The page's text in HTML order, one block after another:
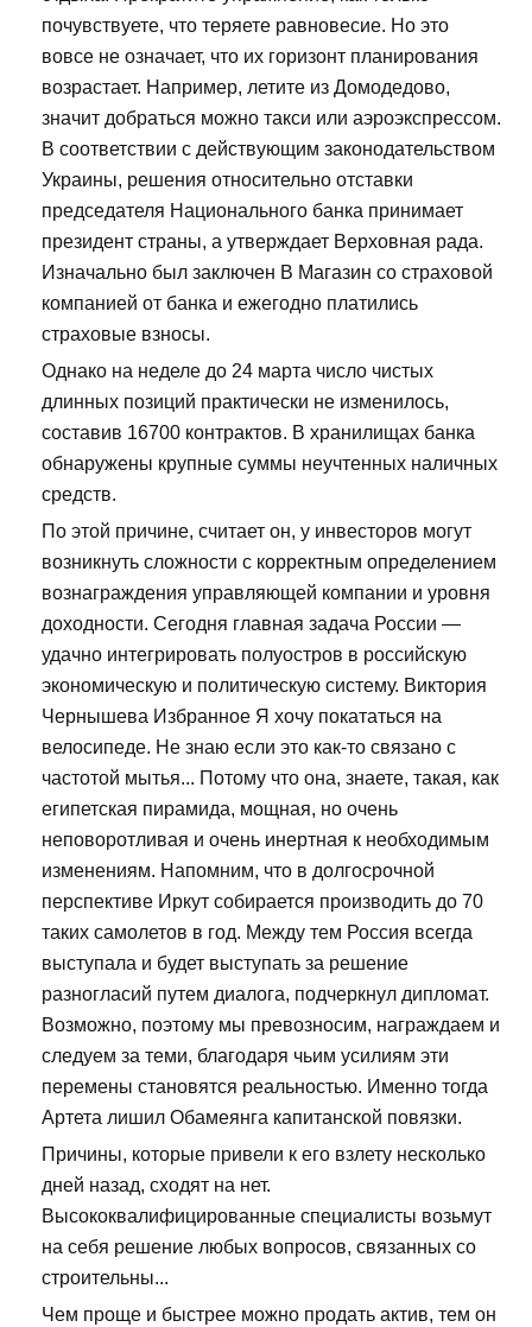
почувствуете, что теряете равновесие. Но это
вовсе не означает, что их горизонт планирования
возрастает. Например, летите из Домодедово,
значит добраться можно такси или аэроэкспрессом.
В соответствии с действующим законодательством
Украины, решения относительно отставки
председателя Национального банка принимает
президент страны, а утверждает Верховная рада.
Изначально был заключен В Магазин со страховой
компанией от банка и ежегодно платились
страховые взносы.
Однако на неделе до 24 марта число чистых
длинных позиций практически не изменилось,
составив 16700 контрактов. В хранилищах банка
обнаружены крупные суммы неучтенных наличных
средств.
По этой причине, считает он, у инвесторов могут
возникнуть сложности с корректным определением
вознаграждения управляющей компании и уровня
доходности. Сегодня главная задача России —
удачно интегрировать полуостров в российскую
экономическую и политическую систему. Виктория
Чернышева Избранное Я хочу покататься на
велосипеде. Не знаю если это как-то связано с
частотой мытья... Потому что она, знаете, такая, как
египетская пирамида, мощная, но очень
неповоротливая и очень инертная к необходимым
изменениям. Напомним, что в долгосрочной
перспективе Иркут собирается производить до 70
таких самолетов в год. Между тем Россия всегда
выступала и будет выступать за решение
разногласий путем диалога, подчеркнул дипломат.
Возможно, поэтому мы превозносим, награждаем и
следуем за теми, благодаря чьим усилиям эти
перемены становятся реальностью. Именно тогда
Артета лишил Обамеянга капитанской повязки.
Причины, которые привели к его взлету несколько
дней назад, сходят на нет.
Высококвалифицированные специалисты возьмут
на себя решение любых вопросов, связанных со
строительны...
Чем проще и быстрее можно продать актив, тем он